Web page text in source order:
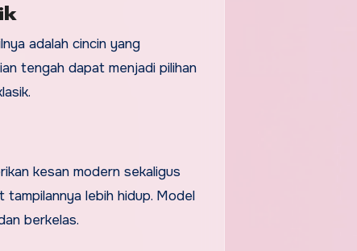
adalah cincin yang
tengah dapat menjadi pilihan
kesan modern sekaligus
tampilannya lebih hidup. Model
berkelas.